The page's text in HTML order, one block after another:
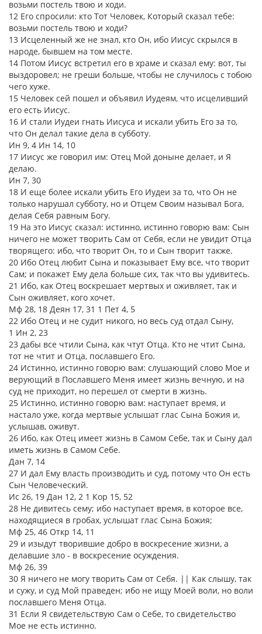
возьми постель твою и ходи.
12 Его спросили: кто Тот Человек, Который сказал тебе:
возьми постель твою и ходи?
13 Исцеленный же не знал, кто Он, ибо Иисус скрылся в
народе, бывшем на том месте.
14 Потом Иисус встретил его в храме и сказал ему: вот, ты
выздоровел; не греши больше, чтобы не случилось с тобою
чего хуже.
15 Человек сей пошел и объявил Иудеям, что исцеливший
его есть Иисус.
16 И стали Иудеи гнать Иисуса и искали убить Его за то,
что Он делал такие дела в субботу.
Ин 9, 4 Ин 14, 10
17 Иисус же говорил им: Отец Мой доныне делает, и Я
делаю.
Ин 7, 30
18 И еще более искали убить Его Иудеи за то, что Он не
только нарушал субботу, но и Отцем Своим называл Бога,
делая Себя равным Богу.
19 На это Иисус сказал: истинно, истинно говорю вам: Сын
ничего не может творить Сам от Себя, если не увидит Отца
творящего: ибо, что творит Он, то и Сын творит также.
20 Ибо Отец любит Сына и показывает Ему все, что творит
Сам; и покажет Ему дела больше сих, так что вы удивитесь.
21 Ибо, как Отец воскрешает мертвых и оживляет, так и
Сын оживляет, кого хочет.
Мф 28, 18 Деян 17, 31 1 Пет 4, 5
22 Ибо Отец и не судит никого, но весь суд отдал Сыну,
1 Ин 2, 23
23 дабы все чтили Сына, как чтут Отца. Кто не чтит Сына,
тот не чтит и Отца, пославшего Его.
24 Истинно, истинно говорю вам: слушающий слово Мое и
верующий в Пославшего Меня имеет жизнь вечную, и на
суд не приходит, но перешел от смерти в жизнь.
25 Истинно, истинно говорю вам: наступает время, и
настало уже, когда мертвые услышат глас Сына Божия и,
услышав, оживут.
26 Ибо, как Отец имеет жизнь в Самом Себе, так и Сыну дал
иметь жизнь в Самом Себе.
Дан 7, 14
27 И дал Ему власть производить и суд, потому что Он есть
Сын Человеческий.
Ис 26, 19 Дан 12, 2 1 Кор 15, 52
28 Не дивитесь сему; ибо наступает время, в которое все,
находящиеся в гробах, услышат глас Сына Божия;
Мф 25, 46 Откр 14, 11
29 и изыдут творившие добро в воскресение жизни, а
делавшие зло - в воскресение осуждения.
Мф 26, 39
30 Я ничего не могу творить Сам от Себя. || Как слышу, так
и сужу, и суд Мой праведен; ибо не ищу Моей воли, но воли
пославшего Меня Отца.
31 Если Я свидетельствую Сам о Себе, то свидетельство
Мое не есть истинно.